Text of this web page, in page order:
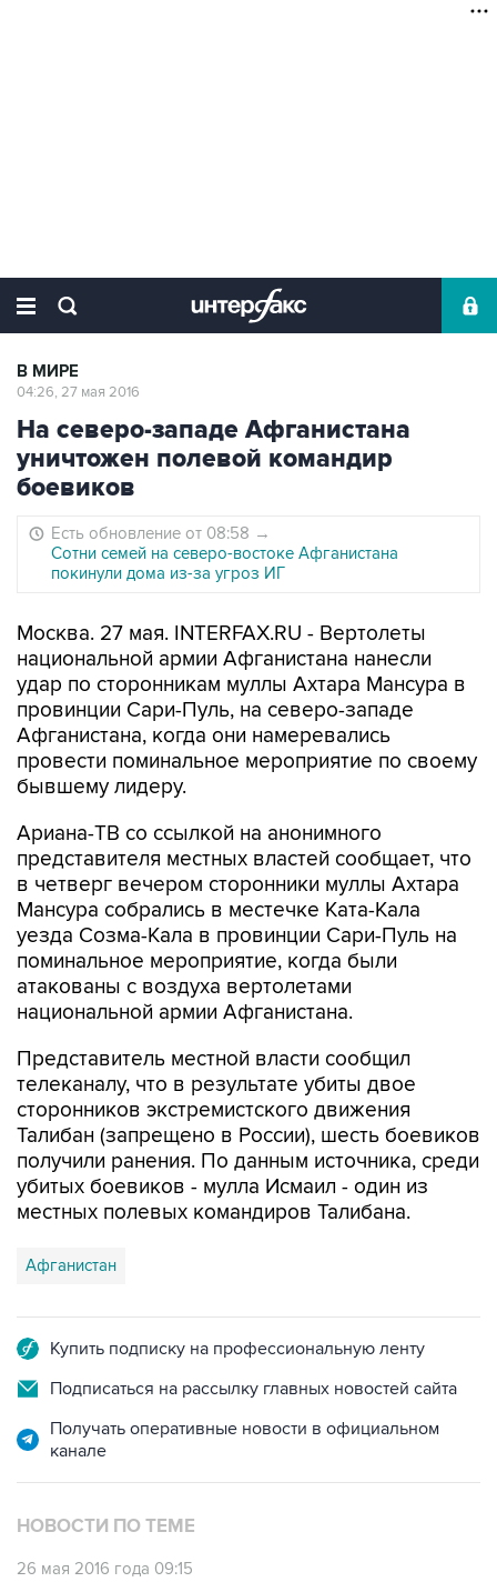
В МИРЕ
04:26, 27 мая 2016
На северо-западе Афганистана
уничтожен полевой командир
боевиков
Есть обновление от 08:58 →
Сотни семей на северо-востоке Афганистана
покинули дома из-за угроз ИГ
Москва. 27 мая. INTERFAX.RU - Вертолеты
национальной армии Афганистана нанесли
удар по сторонникам муллы Ахтара Мансура в
провинции Сари-Пуль, на северо-западе
Афганистана, когда они намеревались
провести поминальное мероприятие по своему
бывшему лидеру.
Ариана-ТВ со ссылкой на анонимного
представителя местных властей сообщает, что
в четверг вечером сторонники муллы Ахтара
Мансура собрались в местечке Ката-Кала
уезда Созма-Кала в провинции Сари-Пуль на
поминальное мероприятие, когда были
атакованы с воздуха вертолетами
национальной армии Афганистана.
Представитель местной власти сообщил
телеканалу, что в результате убиты двое
сторонников экстремистского движения
Талибан (запрещено в России), шесть боевиков
получили ранения. По данным источника, среди
убитых боевиков - мулла Исмаил - один из
местных полевых командиров Талибана.
Афганистан
Купить подписку на профессиональную ленту
Подписаться на рассылку главных новостей сайта
Получать оперативные новости в официальном
канале
НОВОСТИ ПО ТЕМЕ
26 мая 2016 года 09:15